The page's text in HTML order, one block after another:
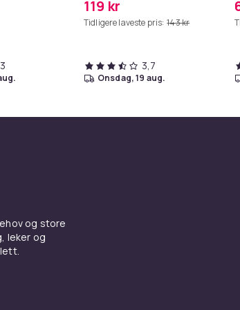
119 kr
Tidligere laveste pris: 143 kr
3,7
onsdag, 19 aug.
og store
leker og